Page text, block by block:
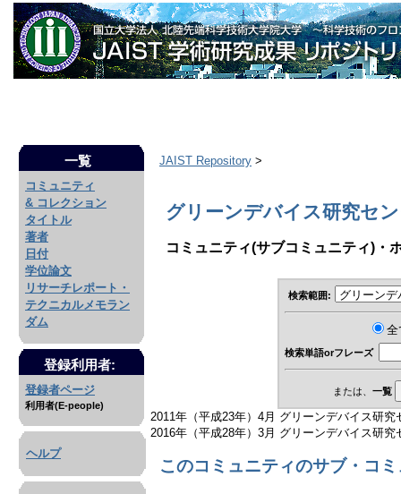
一覧
コミュニティ
& コレクション
タイトル
著者
日付
学位論文
リサーチレポート・
テクニカルメモラン
ダム
登録利用者:
登録者ページ
利用者(E-people)
ヘルプ
JAIST Repository >
グリーンデバイス研究セ
コミュニティ(サブコミュニティ)・
検索範囲:
検索単語orフレーズ
または、 一覧
2011年（平成23年）4月 グリーンデバイス研究
2016年（平成28年）3月 グリーンデバイス研究
このコミュニティのサブ・コ